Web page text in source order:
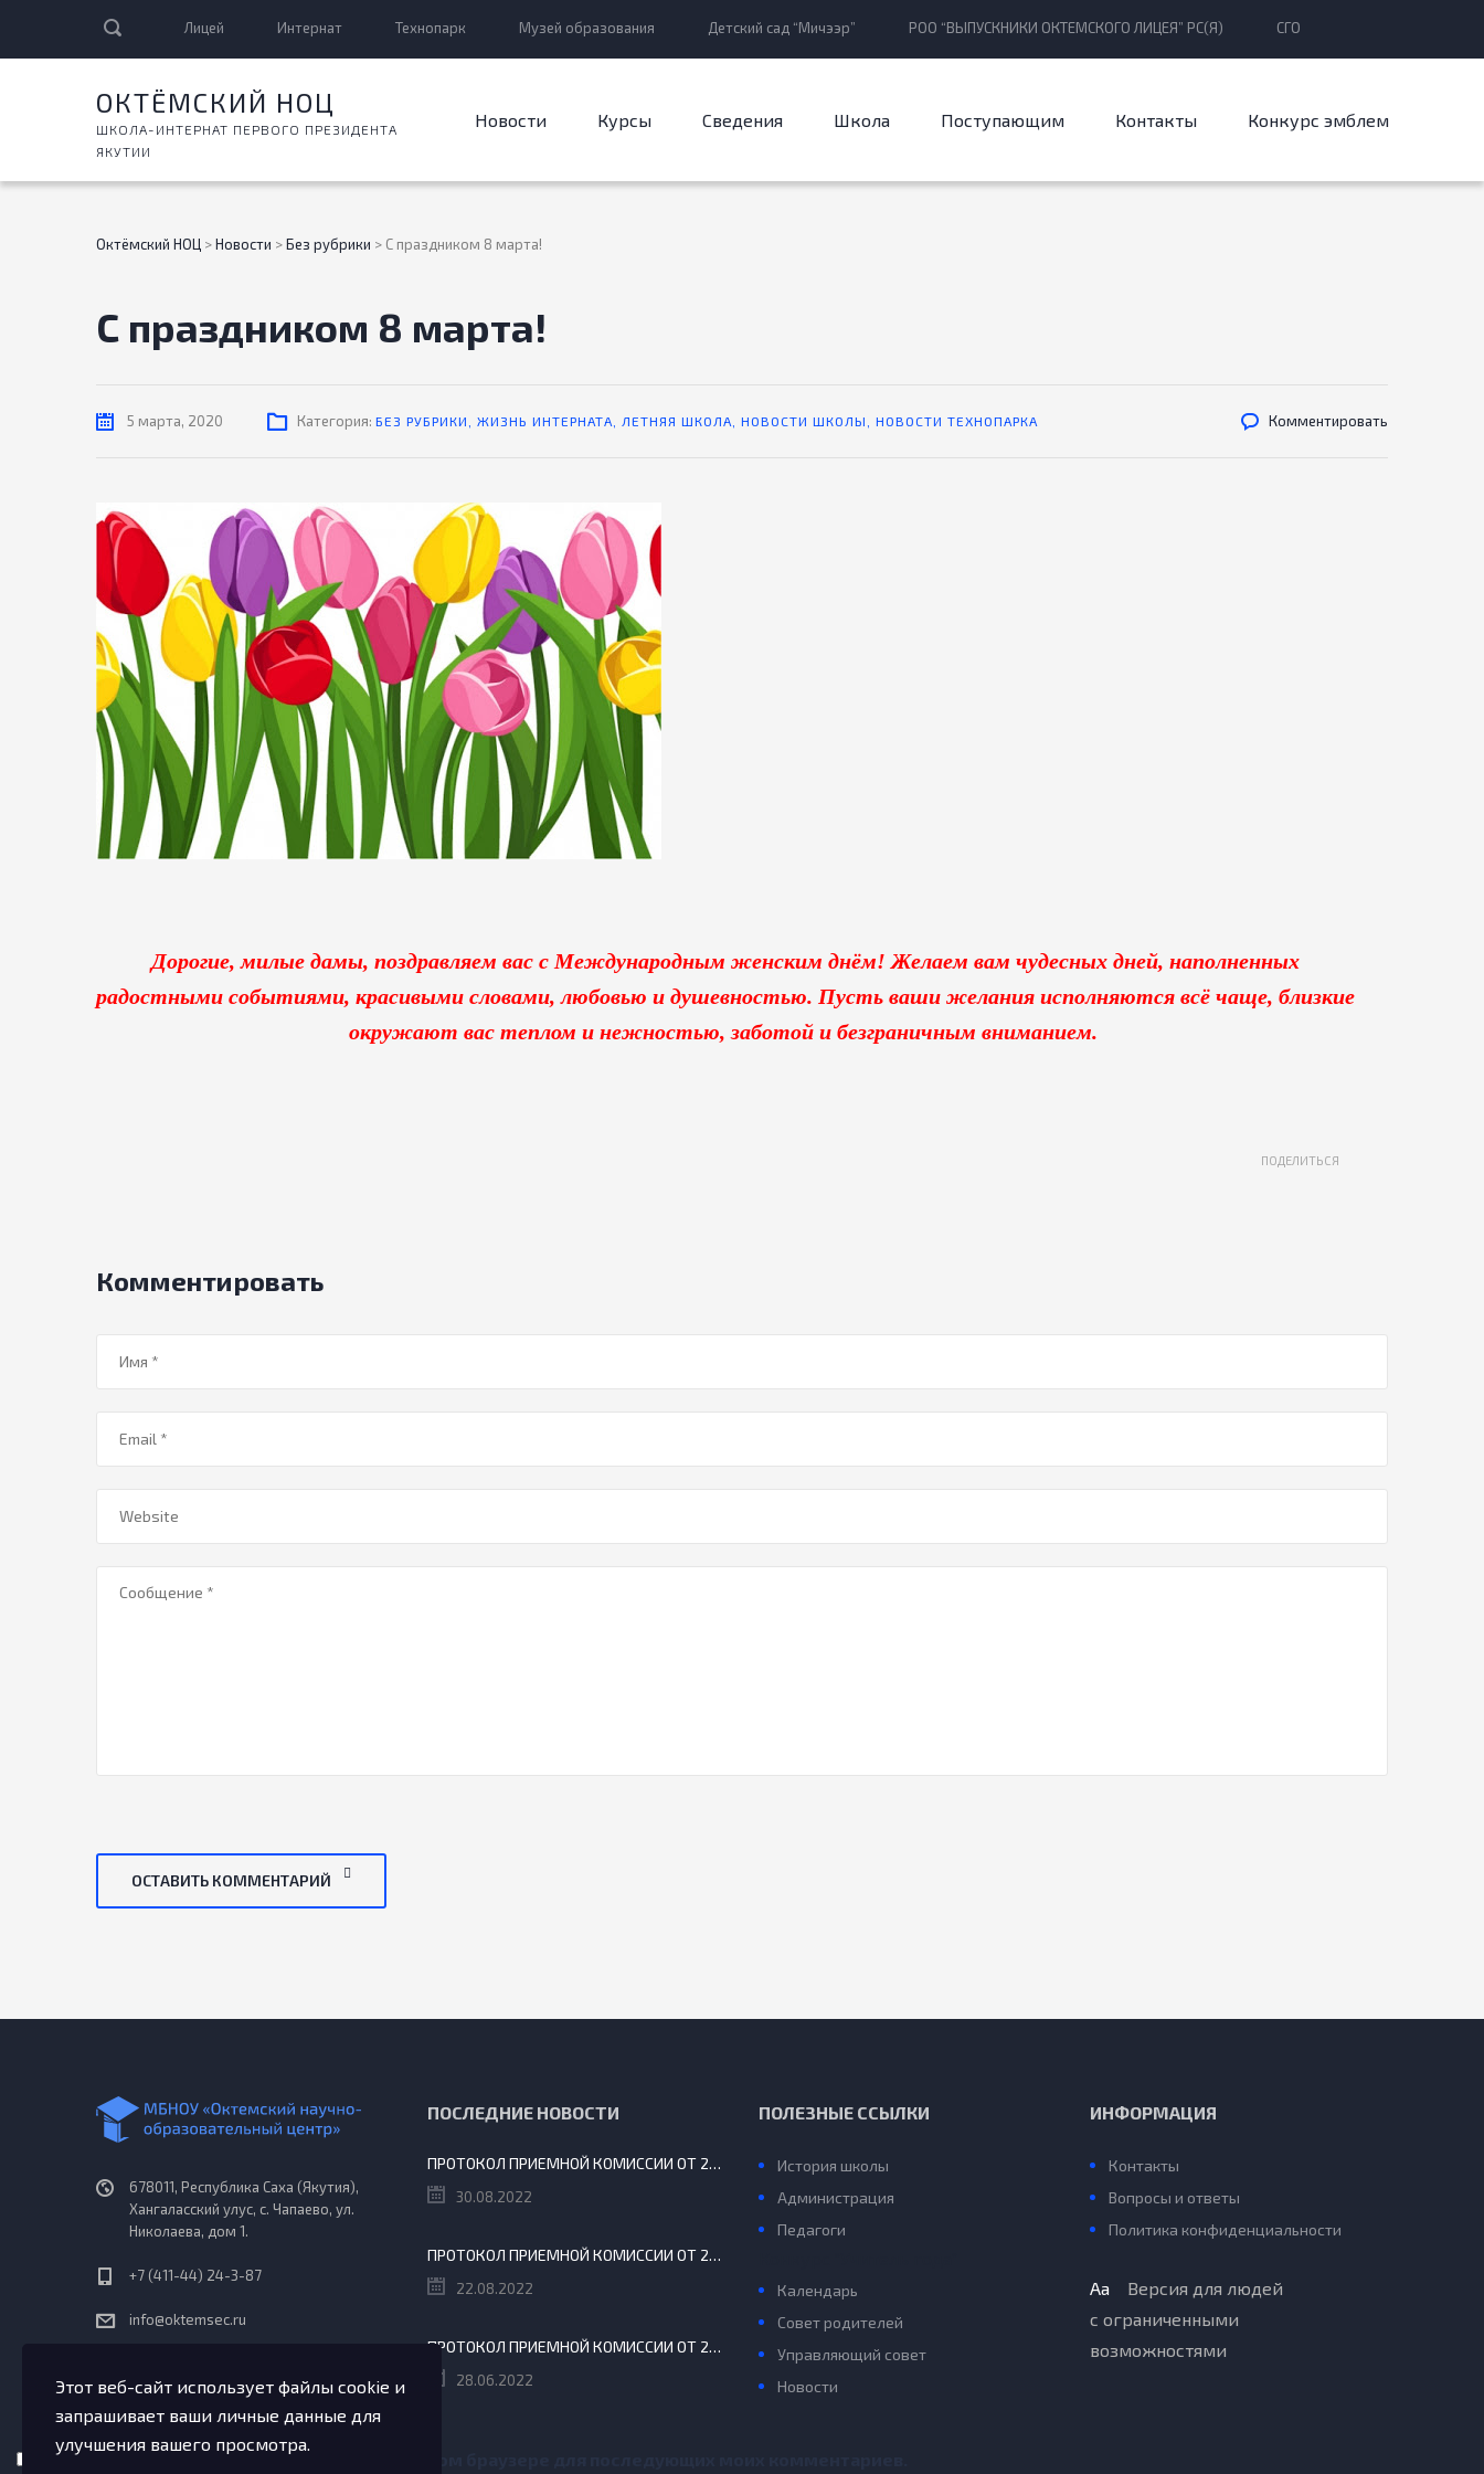
Лицей Интернат Технопарк Музей образования Детский сад “Мичээр” РОО “ВЫПУСКНИКИ ОКТЕМСКОГО ЛИЦЕЯ” РС(Я) СГО
ОКТЁМСКИЙ НОЦ
ШКОЛА-ИНТЕРНАТ ПЕРВОГО ПРЕЗИДЕНТА
ЯКУТИИ
Новости Курсы Сведения Школа Поступающим Контакты Конкурс эмблем
Октёмский НОЦ >Новости >Без рубрики > С праздником 8 марта!
С праздником 8 марта!
5 марта, 2020 Категория: БЕЗ РУБРИКИ ЖИЗНЬ ИНТЕРНАТА ЛЕТНЯЯ ШКОЛА НОВОСТИ ШКОЛЫ НОВОСТИ ТЕХНОПАРКА Комментировать
Дорогие, милые дамы, поздравляем вас с Международным женским днём! Желаем вам чудесных дней, наполненных
радостными событиями, красивыми словами, любовью и душевностью. Пусть ваши желания исполняются всё чаще, близкие
окружают вас теплом и нежностью, заботой и безграничным вниманием.
ПОДЕЛИТЬСЯ
Комментировать
Сохранить моё имя, email и адрес сайта в этом браузере для последующих моих комментариев.
ОСТАВИТЬ КОММЕНТАРИЙ
678011, Республика Саха (Якутия),
Хангаласский улус, с. Чапаево, ул.
Николаева, дом 1.
+7 (411-44) 24-3-87
info@oktemsec.ru
ПОСЛЕДНИЕ НОВОСТИ
ПРОТОКОЛ ПРИЕМНОЙ КОМИССИИ ОТ 29.08.2022 Г.
30.08.2022
ПРОТОКОЛ ПРИЕМНОЙ КОМИССИИ ОТ 20 АВГУСТА 2022 Г.
22.08.2022
ПРОТОКОЛ ПРИЕМНОЙ КОМИССИИ ОТ 24 ИЮНЯ 2022
28.06.2022
ПОЛЕЗНЫЕ ССЫЛКИ
История школы
Администрация
Педагоги
Календарь
Совет родителей
Управляющий совет
Новости
ИНФОРМАЦИЯ
Контакты
Вопросы и ответы
Политика конфиденциальности
Aa Версия для людей
с ограниченными
возможностями
Этот веб-сайт использует файлы cookie и
запрашивает ваши личные данные для
улучшения вашего просмотра.